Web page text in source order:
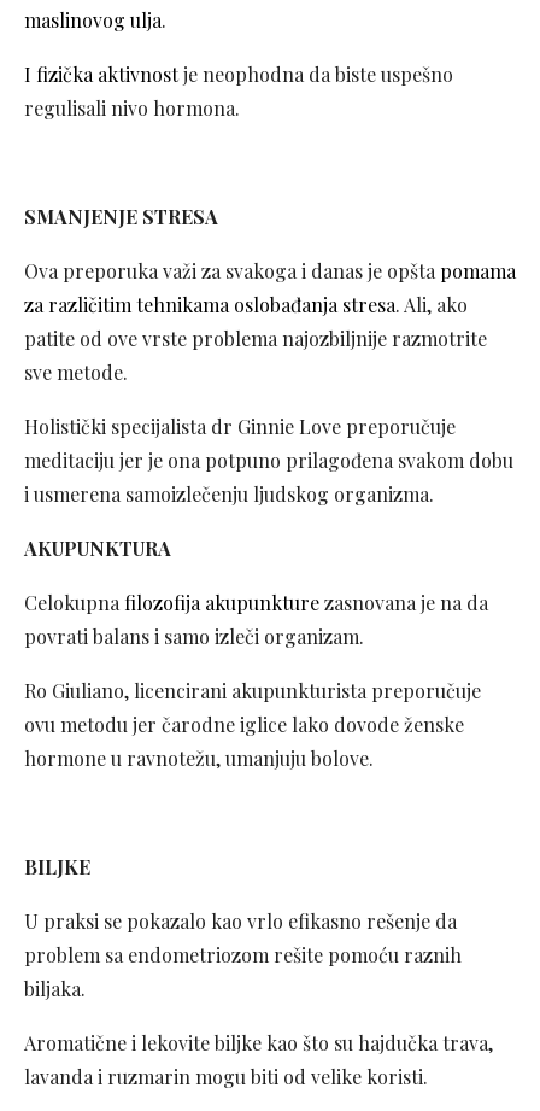
maslinovog ulja.
I fizička aktivnostje neophodna da biste uspešno
regulisali nivo hormona.
SMANJENJE STRESA
Ova preporuka važi za svakoga i danas je opšta pomama
za različitim tehnikama oslobađanja stresa. Ali, ako
patite od ove vrste problema najozbiljnije razmotrite
sve metode.
Holistički specijalista dr Ginnie Love preporučuje
meditaciju jer je ona potpuno prilagođena svakom dobu
i usmerena samoizlečenju ljudskog organizma.
AKUPUNKTURA
Celokupna filozofija akupunkturezasnovana je na da
povrati balans i samo izleči organizam.
Ro Giuliano, licencirani akupunkturista preporučuje
ovu metodu jer čarodne iglice lako dovode ženske
hormone u ravnotežu, umanjuju bolove.
BILJKE
U praksi se pokazalo kao vrlo efikasno rešenje da
problem sa endometriozom rešite pomoću raznih
biljaka.
Aromatične i lekovite biljke kao što su hajdučka trava,
lavanda i ruzmarin mogu biti od velike koristi.